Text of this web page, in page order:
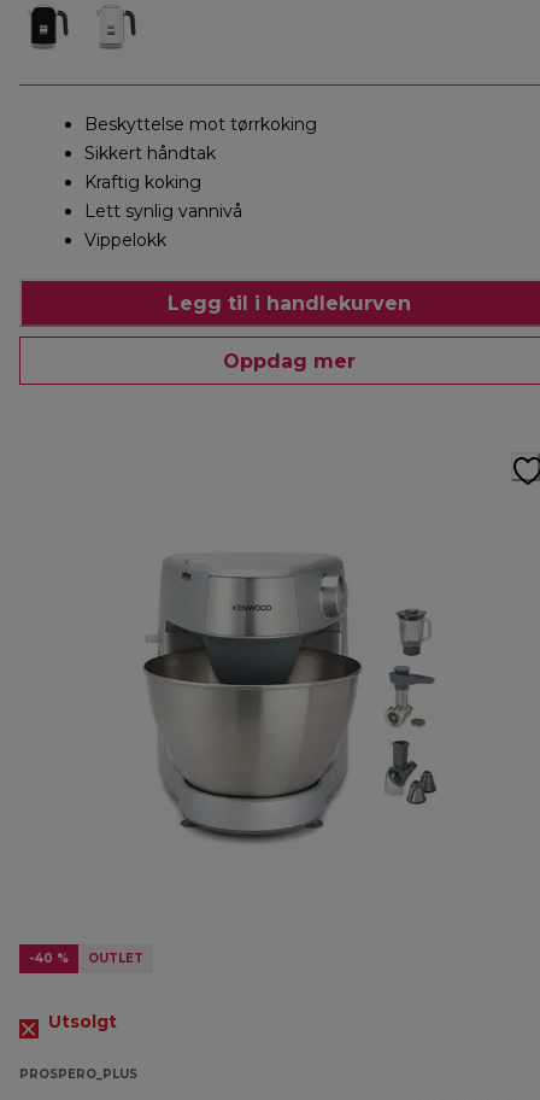
Beskyttelse mot tørrkoking
Sikkert håndtak
Kraftig koking
Lett synlig vannivå
Vippelokk
Legg til i handlekurven
Oppdag mer
-40 % OUTLET
Utsolgt
PROSPERO_PLUS